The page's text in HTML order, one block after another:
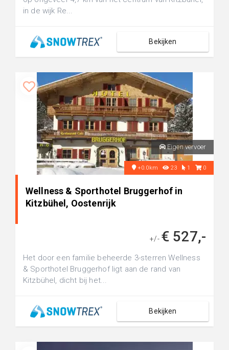
in de wijk Re...
Bekijken
Eigen vervoer
+0.0km 23 1 0
Wellness & Sporthotel Bruggerhof in
Kitzbühel, Oostenrijk
+/- € 527,-
Het door een familie beheerde 3-sterren Wellness
& Sporthotel Bruggerhof ligt aan de rand van
Kitzbühel, dicht bij het...
Bekijken